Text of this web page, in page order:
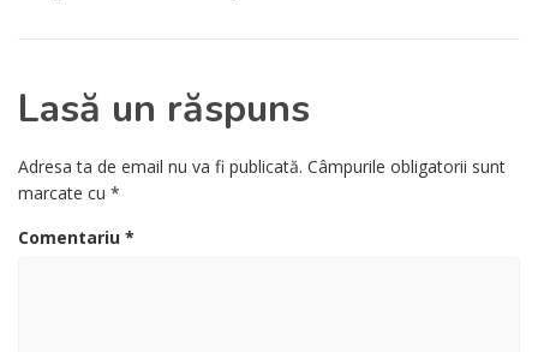
Lasă un răspuns
Adresa ta de email nu va fi publicată. Câmpurile obligatorii sunt
marcate cu *
Comentariu *